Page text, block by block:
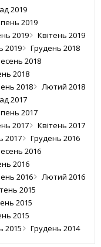
2019
2019
2019
Квітень 2019
2019
Грудень 2018
2018
2018
2018
Лютий 2018
2017
2017
2017
Квітень 2017
2017
Грудень 2016
2016
2016
2016
Лютий 2016
2015
2015
2015
2015 Грудень 2014